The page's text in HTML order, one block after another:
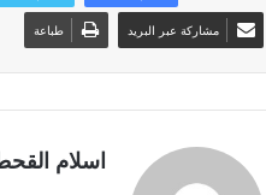
مشاركة عبر البريد طباعة
اسلام